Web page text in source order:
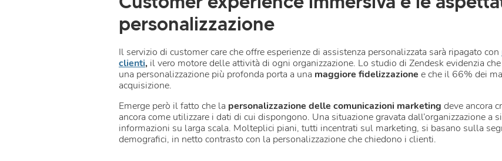
personalizzazione
Il servizio di customer care che offre esperienze di assistenza personalizzata sarà ripagato con
clienti, il vero motore delle attività di ogni organizzazione. Lo studio di Zendesk evidenzia
una personalizzazione più profonda porta a una maggiore fidelizzazione e che il 66% dei
acquisizione.
Emerge però il fatto che la personalizzazione delle comunicazioni marketing deve ancora
ancora come utilizzare i dati di cui dispongono. Una situazione gravata dall’organizzazione a
informazioni su larga scala. Molteplici piani, tutti incentrati sul marketing, si basano sulla
demografici, in netto contrasto con la personalizzazione che chiedono i clienti.